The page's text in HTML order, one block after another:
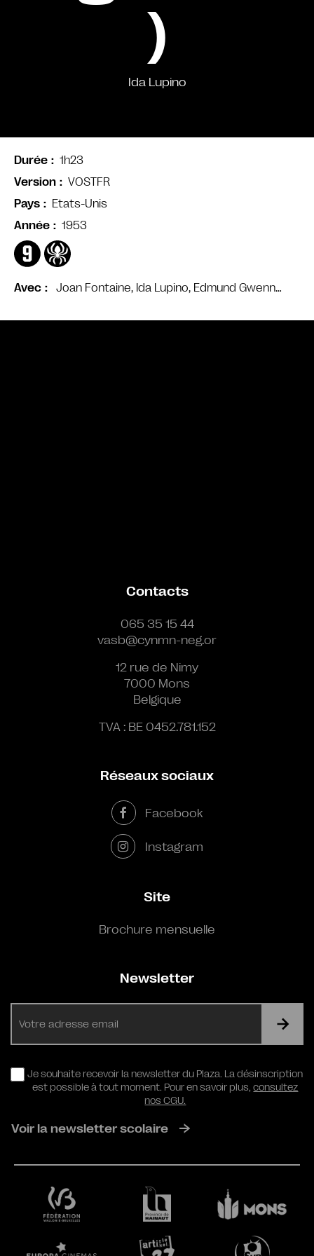
)
Ida Lupino
Avec Joan Fontaine, Ida Lupino, Edmund Gwenn…
Durée
1h23
Version
VOSTFR
Pays
Etats-Unis
Année
1953
Contacts
065 35 15 44
vasb@cynmn-neg.or
12 rue de Nimy
7000 Mons
Belgique
TVA : BE 0452.781.152
Réseaux sociaux
Facebook
Instagram
Site
Brochure mensuelle
Newsletter
RGPD
Je souhaite recevoir la newsletter du Plaza. La désinscription
est possible à tout moment. Pour en savoir plus,consultez
nos CGU.
Voir la newsletter scolaire